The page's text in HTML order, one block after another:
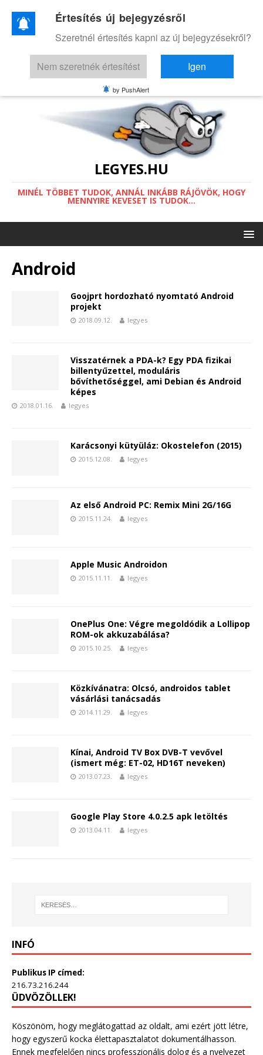
Ez a weboldal a működéséhez sütiket
használ.Információ a sütikről.
Értettem
LEGYES.HU
MINÉL TÖBBET TUDOK, ANNÁL INKÁBB RÁJÖVÖK, HOGY
MENNYIRE KEVESET IS TUDOK...
Android
Goojprt hordozható nyomtató Android
projekt
2018.09.12. legyes
Visszatérnek a PDA-k? Egy PDA fizikai
billentyűzettel, moduláris
bővíthetőséggel, ami Debian és Android
képes
2018.01.16. legyes
Karácsonyi kütyüláz: Okostelefon (2015)
2015.12.08. legyes
Az első Android PC: Remix Mini 2G/16G
2015.11.24. legyes
Apple Music Androidon
2015.11.11. legyes
OnePlus One: Végre megoldódik a Lollipop
ROM-ok akkuzabálása?
2015.10.25. legyes
Közkívánatra: Olcsó, androidos tablet
vásárlási tanácsadás
2014.11.29. legyes
Kínai, Android TV Box DVB-T vevővel
(ismert még: ET-02, HD16T neveken)
2013.07.23. legyes
Google Play Store 4.0.2.5 apk letöltés
2013.04.11. legyes
INFÓ
Publikus IP címed:
216.73.216.244
ÜDVÖZÖLLEK!
Köszönöm, hogy meglátogattad az oldalt, ami ezért jött létre,
hogy egyszerű kocka élettapasztalatot dokumentálhasson.
Ennek megfelelően nincs professzionális dolog és a nyelvezet
Értesítés új bejegyzésről
Szeretnél értesítés kapni az új bejegyzésekről?
Nem szeretnék értesítést Igen
by PushAlert